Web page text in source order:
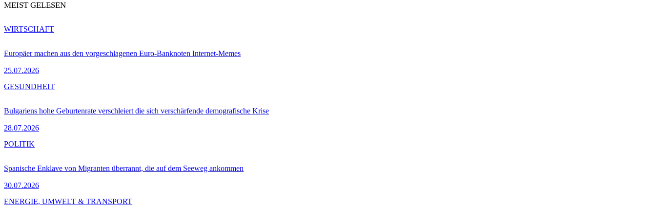
MEIST GELESEN
Europäer machen aus den vorgeschlagenen Euro-Banknoten Internet-Memes
25.07.2026
WIRTSCHAFT
Bulgariens hohe Geburtenrate verschleiert die sich verschärfende demografische Krise
28.07.2026
GESUNDHEIT
Spanische Enklave von Migranten überrannt, die auf dem Seeweg ankommen
30.07.2026
POLITIK
ENERGIE, UMWELT & TRANSPORT